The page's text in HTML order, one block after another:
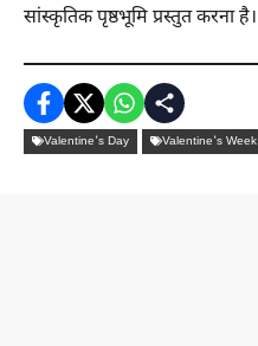
सांस्कृतिक पृष्ठभूमि प्रस्तुत करना है।
Valentine's Day Valentine's Week